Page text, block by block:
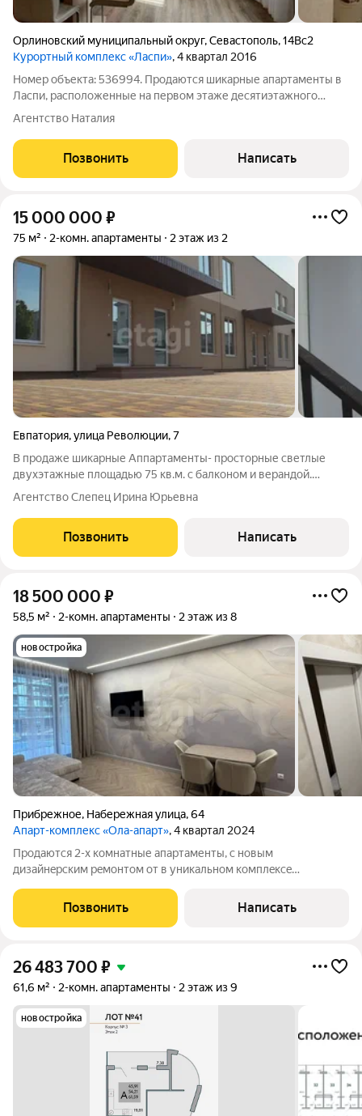
Орлиновский муниципальный округ,Севастополь,14Вс2
Курортный комплекс «Ласпи», 4 квартал 2016
Номер объекта: 536994. Продаются шикарные апартаменты в
Ласпи, расположенные на первом этаже десятиэтажного
комплекса. Помещение очень светлое и уютное, правильной
встроенной техникой и большим
Агентство Наталия
Позвонить Написать
15 000 000 ₽
75 м² 2-комн. апартаменты 2 этаж из 2
Евпатория,улица Революции,7
В продаже шикарные Аппартаменты- просторные светлые
двухэтажные площадью 75 кв.м. с балконом и верандой.
Каждый этаж оборудован санузлом, один с ванной и один с
душевой кабиной. Высокие окна дают возможность
любоваться панорамой морских пейзажей, а
Агентство Слепец Ирина Юрьевна
Позвонить Написать
18 500 000 ₽
58,5 м² 2-комн. апартаменты 2 этаж из 8
новостройка
Прибрежное, Набережная улица,64
Апарт-комплекс «Ола-апарт», 4 квартал 2024
Продаются 2-x комнатные апартаменты, с нoвым
дизайнeрcким рeмонтoм от в уникальнoм комплeкce
гоpодами Caки и Eвпатoрия. В апаpтaментax сделaн новый,
coвpеменный дизайнерский peмонт. Встроенная техника,
Позвонить Написать
26 483 700 ₽
61,6 м² 2-комн. апартаменты 2 этаж из 9
новостройка